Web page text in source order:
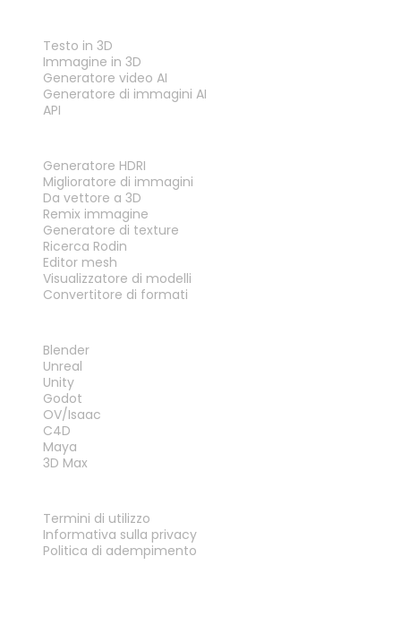
Testo in 3D
Immagine in 3D
Generatore video AI
Generatore di immagini AI
API
Generatore HDRI
Miglioratore di immagini
Da vettore a 3D
Remix immagine
Generatore di texture
Ricerca Rodin
Editor mesh
Visualizzatore di modelli
Convertitore di formati
Blender
Unreal
Unity
Godot
OV/Isaac
C4D
Maya
3D Max
Termini di utilizzo
Informativa sulla privacy
Politica di adempimento